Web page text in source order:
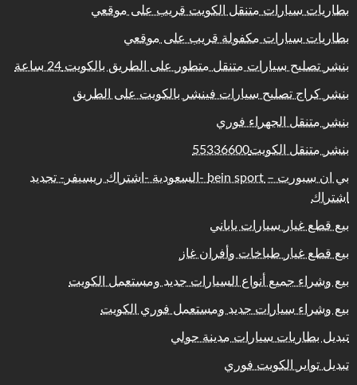
بطاريات سيارات متنقل الكويت قريب على موقعي
بطاريات سيارات مكفولة قريب على موقعي
بنشر تصليح سيارات متنقل متطور على الطريق بالكويت 24 ساعة
بنشر كراج تصليح سيارات فينشر بالكويت على الطريق
بنشر متنقل الجهراء فوري
بنشر متنقل الكويت55336600
بي ان سبورت – bein sport -السعودية -اشتراك ريسيفر- تجديد
اشتراك
بيع قطع غيار سيارات ياباني
بيع قطع غيار طباخات وأفران غاز
بيع وشراء جميع أنواع السيارات جديد ومستعمل الكويت
بيع وشراء سيارات جديد ومستعمل فوري الكويت
تبديل بطاريات سيارات مدينة حولي
تبديل تواير الكويت فوري